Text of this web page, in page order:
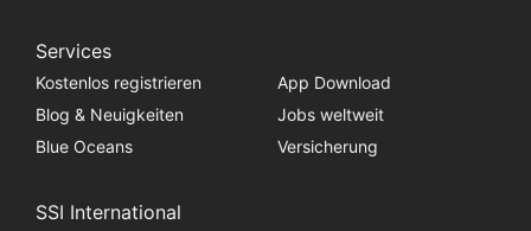
Services
Kostenlos registrieren
App Download
Blog & Neuigkeiten
Jobs weltweit
Blue Oceans
Versicherung
SSI International